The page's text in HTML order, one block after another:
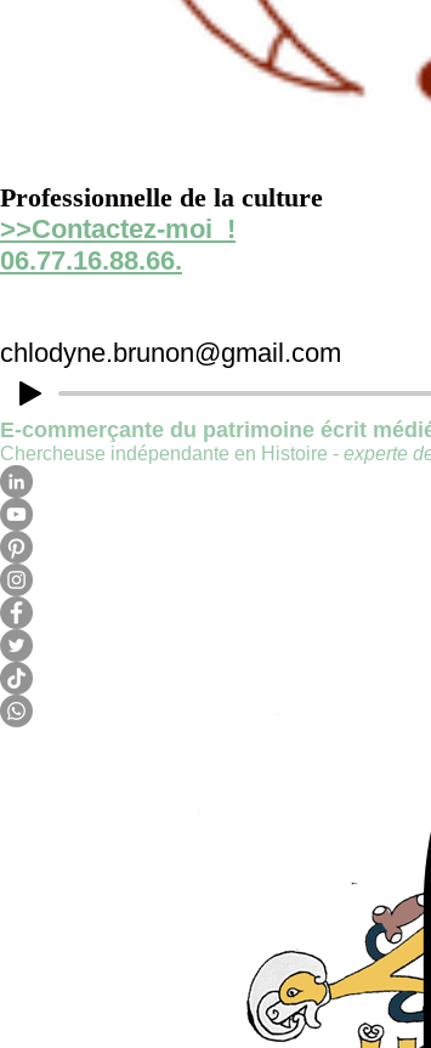
Professionnelle de la culture
>>Contactez-moi !
06.77.16.88.66.
chlodyne.brunon@gmail.com
E-commerçante du patrimoine écrit
Chercheuse indépendante en Histoire - experte